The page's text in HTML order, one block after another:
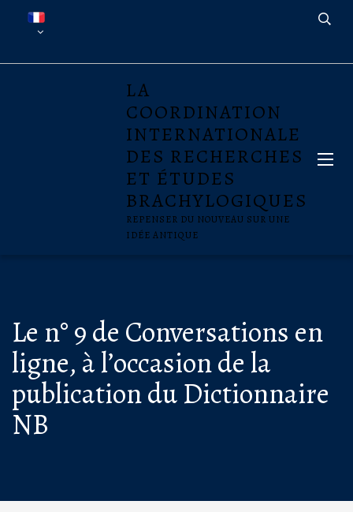
LA
COORDINATION
INTERNATIONALE
DES RECHERCHES
ET ÉTUDES
BRACHYLOGIQUES
REPENSER DU NOUVEAU SUR UNE
IDÉE ANTIQUE
Le n° 9 de Conversations en
ligne, à l’occasion de la
publication du Dictionnaire
NB